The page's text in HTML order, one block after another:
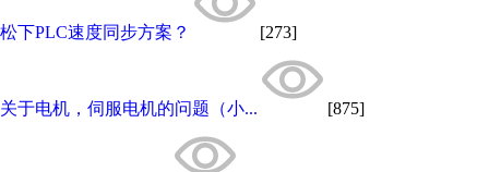
松下PLC速度同步方案？ [273]
关于电机，伺服电机的问题（小... [875]